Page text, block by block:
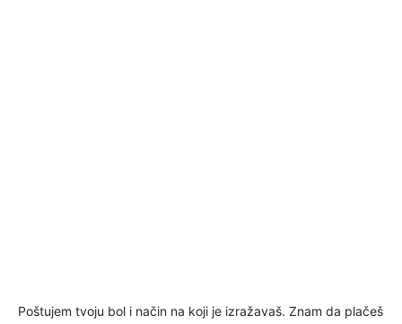
Poštujem tvoju bol i način na koji je izražavaš. Znam da plačeš